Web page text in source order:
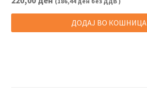
ДОДАЈ ВО КОШНИЦА